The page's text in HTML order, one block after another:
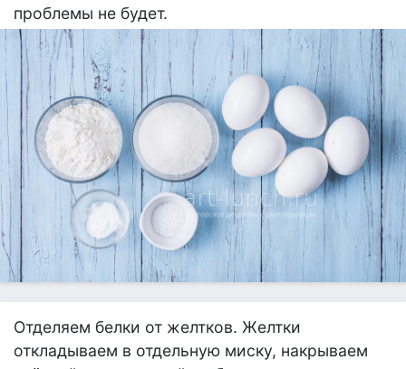
проблемы не будет.
Отделяем белки от желтков. Желтки
откладываем в отдельную миску, накрываем